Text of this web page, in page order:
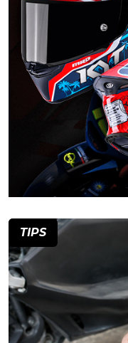
TIPS